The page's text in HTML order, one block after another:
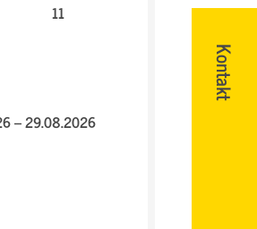
Kontakt
11
– 29.08.2026